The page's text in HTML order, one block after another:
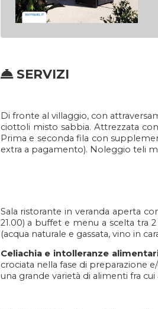
SERVIZI
Di fronte al villaggio, con
ciottoli misto sabbia. Attrezzata
Prima e seconda fila con
extra a pagamento). Noleggio teli
Sala ristorante in veranda aperta
21.00) a buffet e menu a scelta tra
(acqua naturale e gassata, vino in
Celiachia e intolleranze
crociata nella fase di preparazione
una grande varietà di alimenti fra